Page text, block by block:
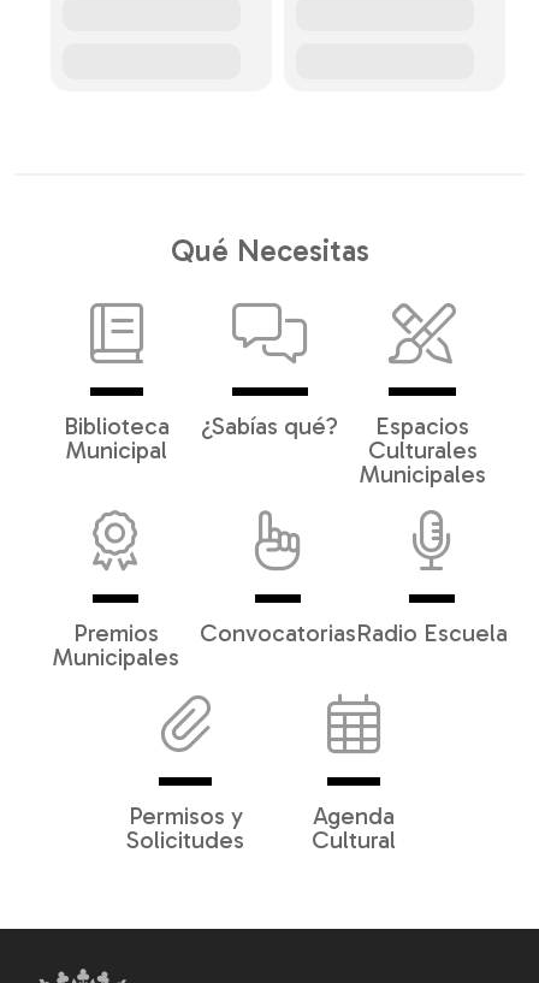
Qué Necesitas
Biblioteca
Municipal
¿Sabías qué?
Espacios
Culturales
Municipales
Premios
Municipales
ConvocatoriasRadio Escuela
Permisos y
Solicitudes
Agenda
Cultural